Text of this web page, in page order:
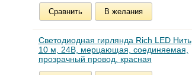
Сравнить В желания
Светодиодная гирлянда Rich LED Нить
10 м, 24В, мерцающая, соединяемая,
прозрачный провод, красная